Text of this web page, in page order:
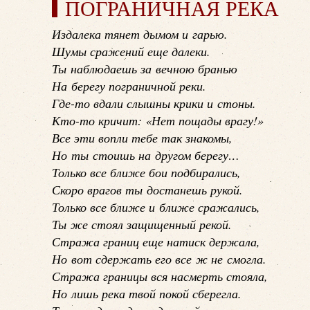
ПОГРАНИЧНАЯ РЕКА
Издалека тянет дымом и гарью.
Шумы сражений еще далеки.
Ты наблюдаешь за вечною бранью
На берегу пограничной реки.
Где-то вдали слышны крики и стоны.
Кто-то кричит: «Нет пощады врагу!»
Все эти вопли тебе так знакомы,
Но ты стоишь на другом берегу…
Только все ближе бои подбирались,
Скоро врагов ты достанешь рукой.
Только все ближе и ближе сражались,
Ты же стоял защищенный рекой.
Стража границ еще натиск держала,
Но вот сдержать его все ж не смогла.
Стража границы вся насмерть стояла,
Но лишь река твой покой сберегла.